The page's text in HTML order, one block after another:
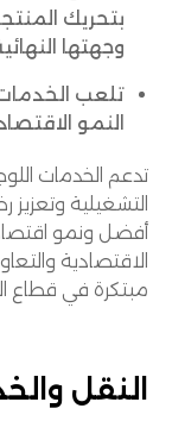
بتحريك
وجهتها
تلعب
النمو
تدعم الخدمات
التشغيلية وتعزيز
أفضل ونمو
الاقتصادية
مبتكرة في قطاع
النقل